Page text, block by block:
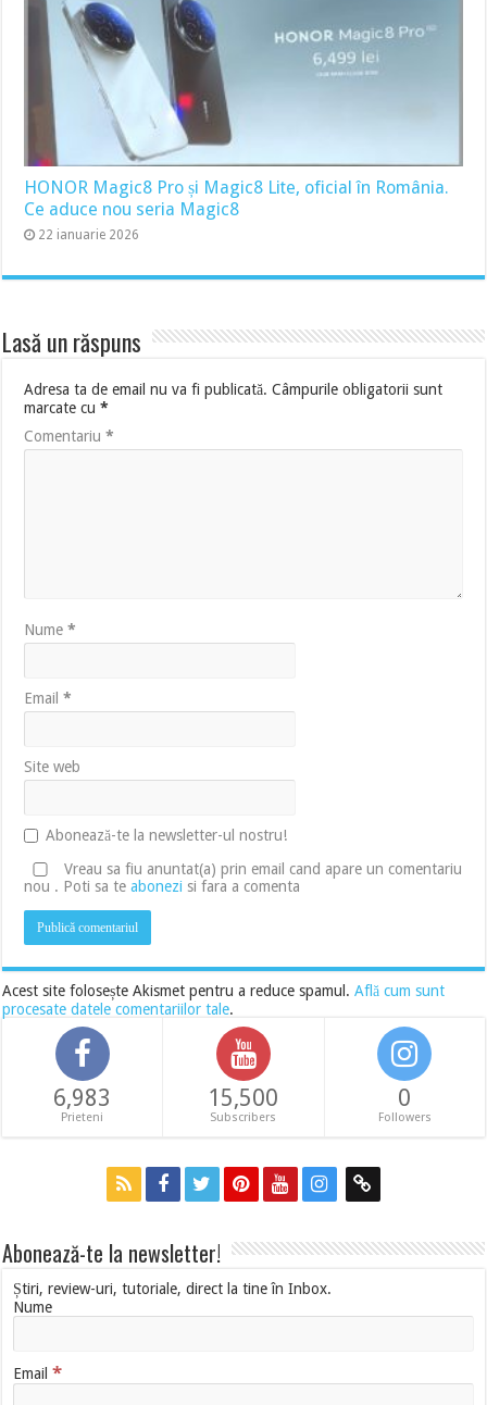
HONOR Magic8 Pro și Magic8 Lite, oficial în România.
Ce aduce nou seria Magic8
22 ianuarie 2026
Lasă un răspuns
Adresa ta de email nu va fi publicată. Câmpurile obligatorii sunt
marcate cu*
Comentariu*
Nume*
Email*
Site web
Abonează-te la newsletter-ul nostru!
Vreau sa fiu anuntat(a) prin email cand apare un comentariu
nou . Poti sa teabonezi si fara a comenta
Acest site folosește Akismet pentru a reduce spamul.Află cum sunt
procesate datele comentariilor tale.
6,983
Prieteni
15,500
Subscribers
0
Followers
Abonează-te la newsletter!
Știri, review-uri, tutoriale, direct la tine în Inbox.
Nume
Email*